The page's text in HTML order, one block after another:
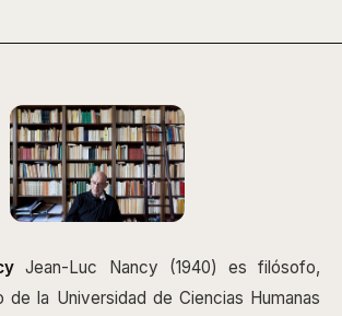
Jean-Luc Nancy (1940) es filósofo,
de la Universidad de Ciencias Humanas